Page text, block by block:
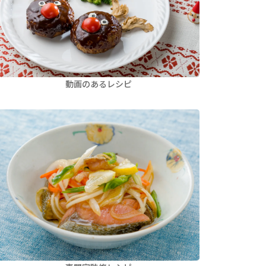
動画のあるレシピ